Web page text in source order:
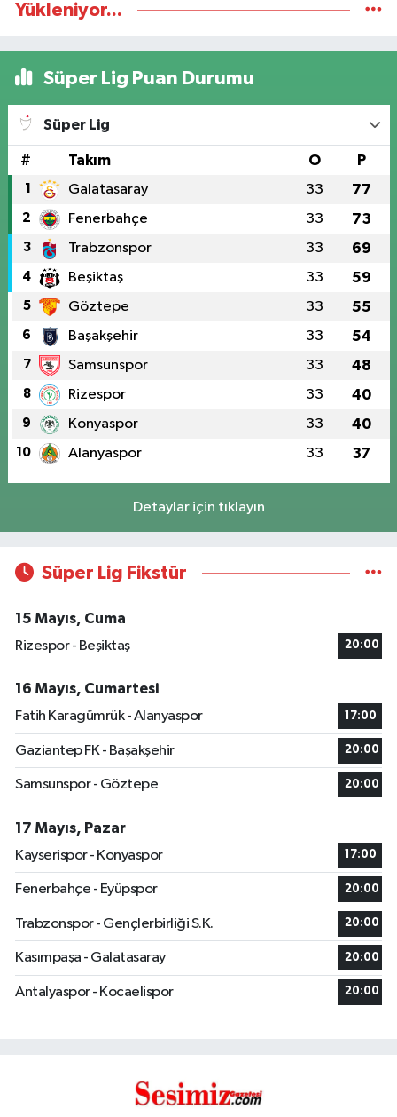
Yükleniyor...
Süper Lig Puan Durumu
Süper Lig
# Takım O P
1 Galatasaray 33 77
2 Fenerbahçe 33 73
3 Trabzonspor 33 69
4 Beşiktaş 33 59
5 Göztepe 33 55
6 Başakşehir 33 54
7 Samsunspor 33 48
8 Rizespor 33 40
9 Konyaspor 33 40
10 Alanyaspor 33 37
Detaylar için tıklayın
Süper Lig Fikstür
15 Mayıs, Cuma
Rizespor - Beşiktaş
20:00
16 Mayıs, Cumartesi
Fatih Karagümrük - Alanyaspor
17:00
Gaziantep FK - Başakşehir 20:00
Samsunspor - Göztepe 20:00
17 Mayıs, Pazar
Kayserispor - Konyaspor
17:00
Fenerbahçe - Eyüpspor 20:00
Trabzonspor - Gençlerbirliği S.K. 20:00
Kasımpaşa - Galatasaray 20:00
Antalyaspor - Kocaelispor 20:00